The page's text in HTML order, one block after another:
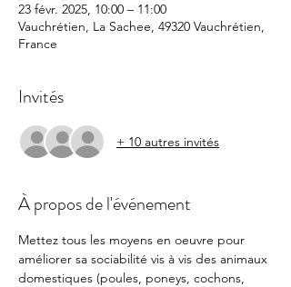
23 févr. 2025, 10:00 – 11:00
Vauchrétien, La Sachee, 49320 Vauchrétien,
France
Invités
+ 10 autres invités
À propos de l'événement
Mettez tous les moyens en oeuvre pour
améliorer sa sociabilité vis à vis des animaux
domestiques (poules, poneys, cochons,